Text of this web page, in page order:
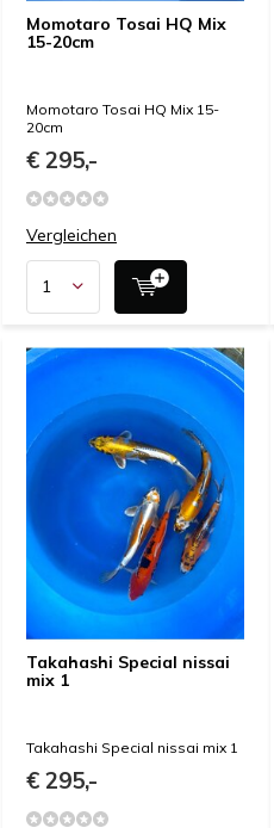
Momotaro Tosai HQ Mix
15-20cm
Momotaro Tosai HQ Mix 15-
20cm
€ 295,-
Vergleichen
Takahashi Special nissai
mix 1
Takahashi Special nissai mix 1
€ 295,-